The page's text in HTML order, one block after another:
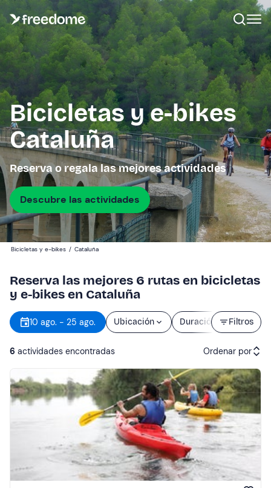
Bicicletas y e-bikes
Cataluña
Reserva o regala las mejores actividades
Descubre las actividades
Bicicletas y e-bikes / Cataluña
Reserva las mejores 6 rutas en bicicletas
y e-bikes en Cataluña
Filtros
10 ago. - 25 ago. Ubicación Duración Precio
6 actividades encontradas Ordenar por
Actividades recomendadas
Precio (de menor a mayor)
Precio (de mayor a menor)
Reseñas